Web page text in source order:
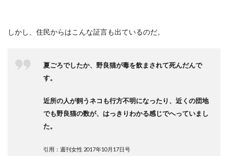
しかし、住民からはこんな証言も出ているのだ。
夏ごろでしたか、野良猫が毒を飲まされて死んだんで
す。
近所の人が飼うネコも行方不明になったり、近くの団地
でも野良猫の数が、はっきりわかる感じでへっていまし
た。
引用：週刊女性 2017年10月17日号